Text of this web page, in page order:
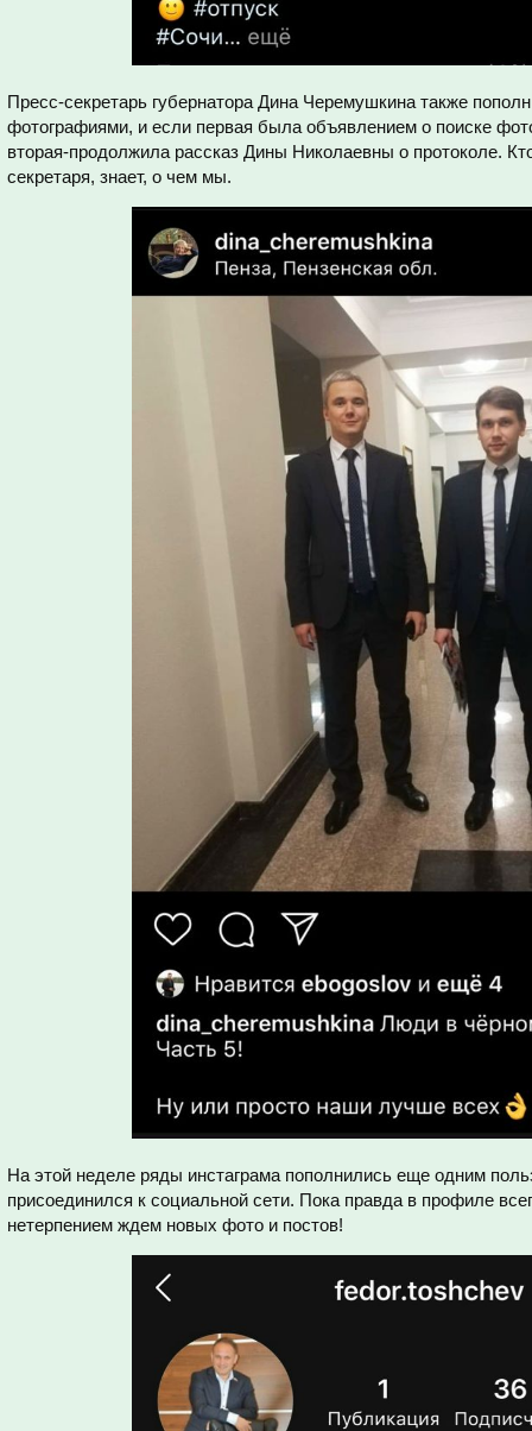
Пресс-секретарь губернатора Дина Черемушкина также
фотографиями, и если первая была объявлением о поиске
вторая-продолжила рассказ Дины Николаевны о протоколе.
секретаря, знает, о чем мы.
На этой неделе ряды инстаграма пополнились еще одним
присоединился к социальной сети. Пока правда в профиле
нетерпением ждем новых фото и постов!